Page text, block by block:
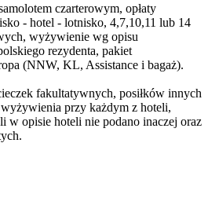
czarterowym, opłaty
- hotel - lotnisko, 4,7,10,11 lub 14
wyżywienie wg opisu
rezydenta, pakiet
(NNW, KL, Assistance i bagaż).
fakultatywnych, posiłków innych
przy każdym z hoteli,
w opisie hoteli nie podano inaczej oraz